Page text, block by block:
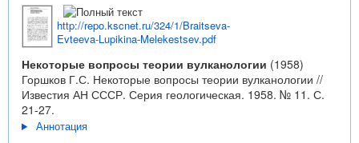
http://repo.kscnet.ru/324/1/Braitseva-
Evteeva-Lupikina-Melekestsev.pdf
Некоторые вопросы теории вулканологии (1958)
Горшков Г.С. Некоторые вопросы теории вулканологии //
Известия АН СССР. Серия геологическая. 1958. № 11. С.
21-27.
Аннотация